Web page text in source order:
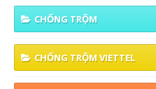
CHỐNG TRỘM
CHỐNG TRỘM VIETTEL